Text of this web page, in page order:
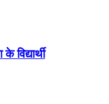
विद्यार्थी